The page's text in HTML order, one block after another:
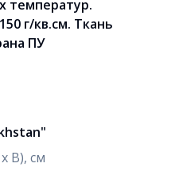
температур.
г/кв.см. Ткань
ПУ
В), см